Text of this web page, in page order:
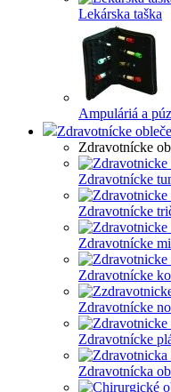
Lekárska taška
Ampuláriá a
Zdravotnícke
Zdravotnícke
Zdravotnícke
Zdravotnícke
Zdravotnícke
Zdravotnícke
Zdravotnícke
Zdravotnícke
Zdravotnícka